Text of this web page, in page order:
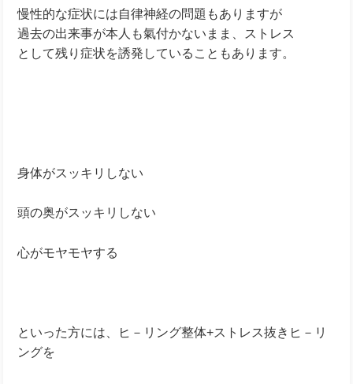
慢性的な症状には自律神経の問題もありますが
過去の出来事が本人も氣付かないまま、ストレス
として残り症状を誘発していることもあります。
身体がスッキリしない
頭の奥がスッキリしない
心がモヤモヤする
といった方には、ヒ－リング整体+ストレス抜きヒ－リ
ングを